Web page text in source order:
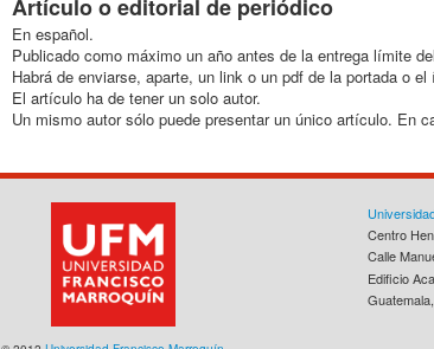
Artículo o editorial de periódico
En español.
Publicado como máximo un año antes de la entrega límite
Habrá de enviarse, aparte, un link o un pdf de la portada o
El artículo ha de tener un solo autor.
Un mismo autor sólo puede presentar un único artículo. En
Centro
Calle
Edificio